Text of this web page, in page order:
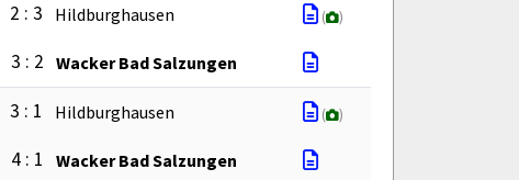
2 : 3 Hildburghausen ( )
3 : 2 Wacker Bad Salzungen
3 : 1 Hildburghausen ( )
4 : 1 Wacker Bad Salzungen